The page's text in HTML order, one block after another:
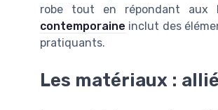
robe tout en répondant aux
contemporaine inclut des
pratiquants.
Les matériaux :